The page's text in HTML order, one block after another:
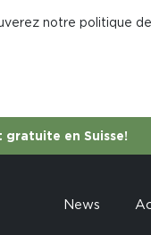
notre politique
gratuite en Suisse!
News